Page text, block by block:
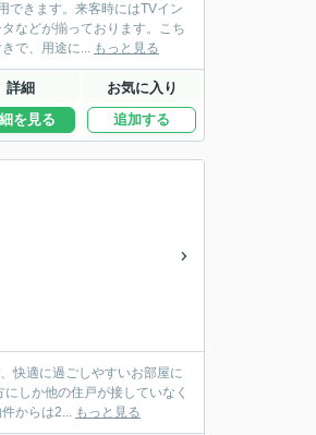
できます。来客時にはTVイン
などが揃っております。こち
で、用途に... もっと見る
詳細 お気に入り
を見る 追加する
快適に過ごしやすいお部屋に
しか他の住戸が接していなく
からは2... もっと見る